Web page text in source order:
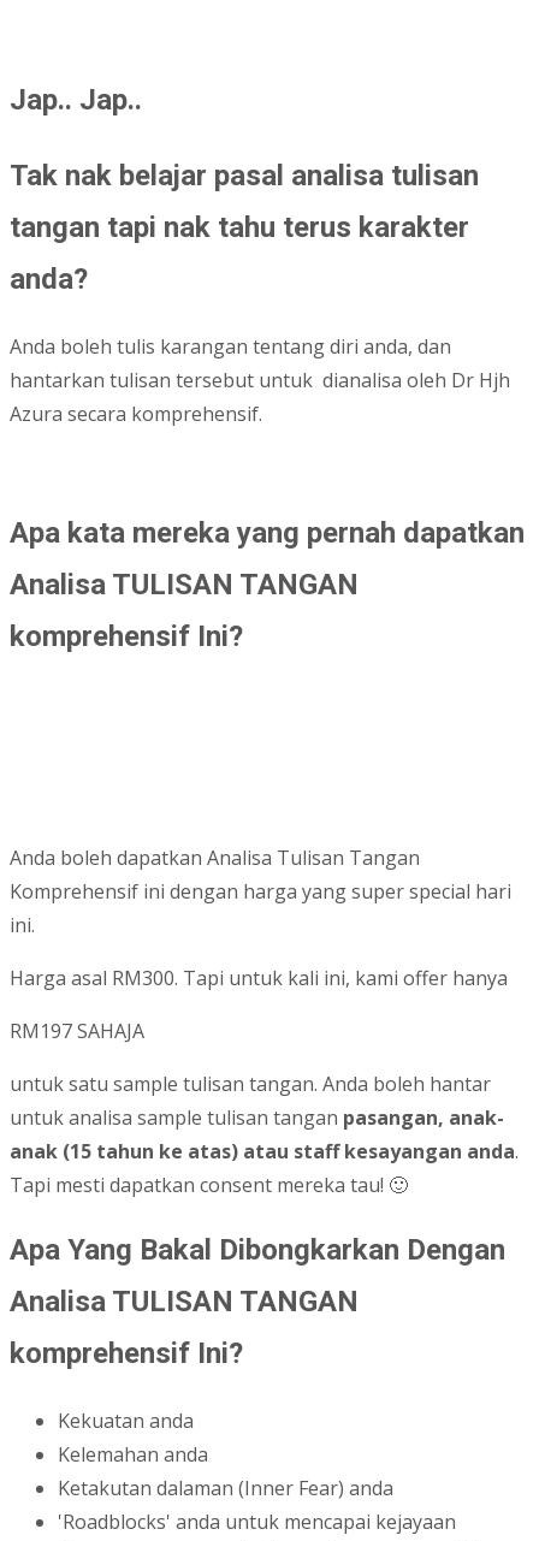
Jap.. Jap..
Tak nak belajar pasal analisa tulisan
tangan tapi nak tahu terus karakter
anda?
Anda boleh tulis karangan tentang diri anda, dan
hantarkan tulisan tersebut untuk dianalisa oleh Dr Hjh
Azura secara komprehensif.
Apa kata mereka yang pernah dapatkan
Analisa TULISAN TANGAN
komprehensif Ini?
Anda boleh dapatkan Analisa Tulisan Tangan
Komprehensif ini dengan harga yang super special hari
ini.
Harga asal RM300. Tapi untuk kali ini, kami offer hanya
RM197 SAHAJA
untuk satu sample tulisan tangan. Anda boleh hantar
untuk analisa sample tulisan tangan pasangan, anak-
anak (15 tahun ke atas) atau staff kesayangan anda.
Tapi mesti dapatkan consent mereka tau! 🙂
Apa Yang Bakal Dibongkarkan Dengan
Analisa TULISAN TANGAN
komprehensif Ini?
Kekuatan anda
Kelemahan anda
Ketakutan dalaman (Inner Fear) anda
'Roadblocks' anda untuk mencapai kejayaan